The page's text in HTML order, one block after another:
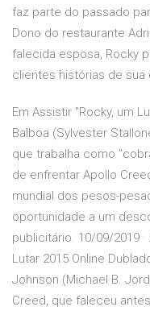
faz parte do passado
Dono do restaurante
falecida esposa, Rocky
clientes histórias de sua
Em Assistir "Rocky, um
Balboa (Sylvester
que trabalha como
de enfrentar Apollo
mundial dos pesos-
oportunidade a um
publicitário. 10/09/2019
Lutar 2015 Online
Johnson (Michael B.
Creed, que faleceu